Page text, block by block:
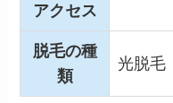
アクセス
脱毛の種
類
光脱毛